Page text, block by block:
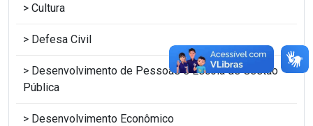
Cultura
Defesa Civil
Desenvolvimento de Pessoas e Escola de Gestão
Pública
Desenvolvimento Econômico